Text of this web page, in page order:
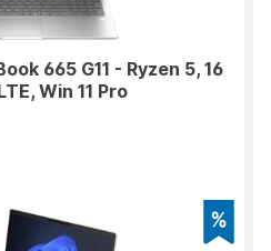
665 G11 - Ryzen 5, 16
Win 11 Pro